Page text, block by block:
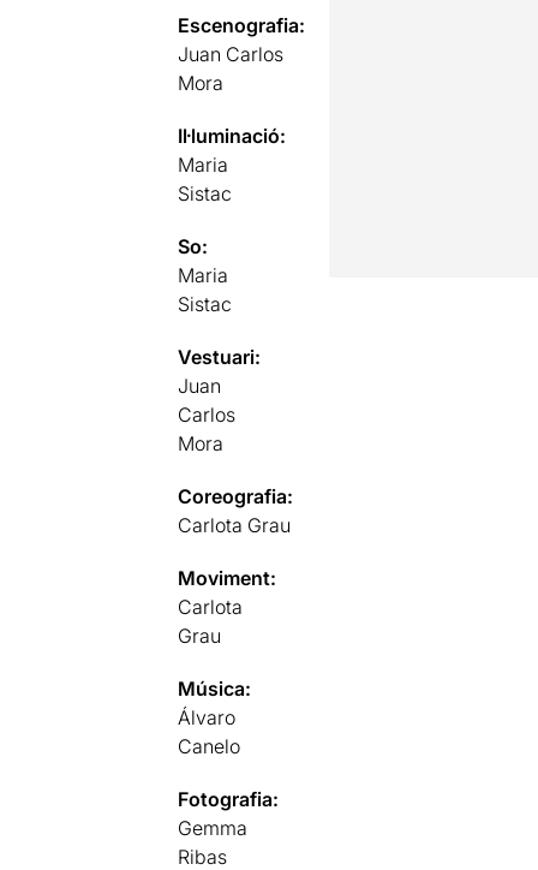
Escenografia:
Juan Carlos
Mora
Il·luminació:
Maria
Sistac
So:
Maria
Sistac
Vestuari:
Juan
Carlos
Mora
Coreografia:
Carlota Grau
Moviment:
Carlota
Grau
Música:
Álvaro
Canelo
Fotografia:
Gemma
Ribas